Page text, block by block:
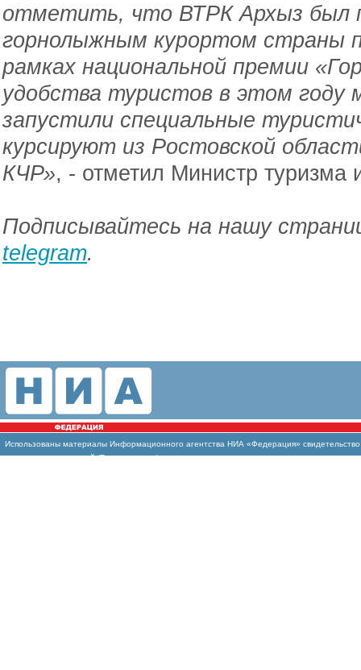
отметить, что ВТРК Архыз был
горнолыжным курортом страны
рамках национальной премии
удобства туристов в этом
запустили специальные
курсируют из Ростовской
КЧР», - отметил Министр туризма
Подписывайтесь на нашу
telegram.
Использованы материалы Информационного агентства НИА «Федерация»
массовых коммуникаций (Роскомнадзор)